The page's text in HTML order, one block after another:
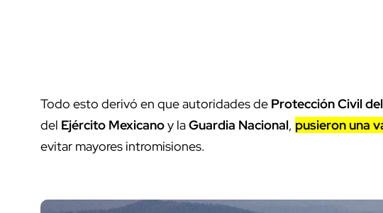
Todo esto derivó en que autoridades de Protección Civil
del Ejército Mexicanoy laGuardia Nacional, pusieron una
evitar mayores intromisiones.